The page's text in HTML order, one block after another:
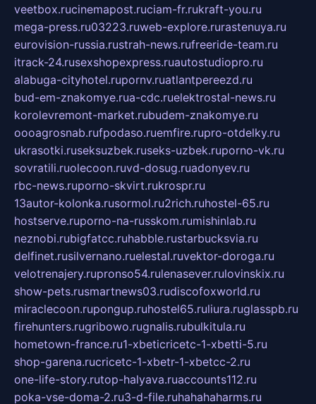
veetbox.rucinemapost.ruciam-fr.rukraft-you.ru
mega-press.ru03223.ruweb-explore.rurastenuya.ru
eurovision-russia.rustrah-news.rufreeride-team.ru
itrack-24.rusexshopexpress.ruautostudiopro.ru
alabuga-cityhotel.rupornv.ruatlantpereezd.ru
bud-em-znakomye.rua-cdc.ruelektrostal-news.ru
korolevremont-market.rubudem-znakomye.ru
oooagrosnab.rufpodaso.ruemfire.rupro-otdelky.ru
ukrasotki.ruseksuzbek.ruseks-uzbek.ruporno-vk.ru
sovratili.ruolecoon.ruvd-dosug.ruadonyev.ru
rbc-news.ruporno-skvirt.rukrospr.ru
13autor-kolonka.rusormol.ru2rich.ruhostel-65.ru
hostserve.ruporno-na-russkom.rumishinlab.ru
neznobi.rubigfatcc.ruhabble.rustarbucksvia.ru
delfinet.rusilvernano.ruelestal.ruvektor-doroga.ru
velotrenajery.rupronso54.rulenasever.rulovinskix.ru
show-pets.rusmartnews03.rudiscofoxworld.ru
miraclecoon.rupongup.ruhostel65.ruliura.ruglasspb.ru
firehunters.rugribowo.rugnalis.rubulkitula.ru
hometown-france.ru1-xbeticricetc-1-xbetti-5.ru
shop-garena.rucricetc-1-xbetr-1-xbetcc-2.ru
one-life-story.rutop-halyava.ruaccounts112.ru
poka-vse-doma-2.ru3-d-file.ruhahahaharms.ru